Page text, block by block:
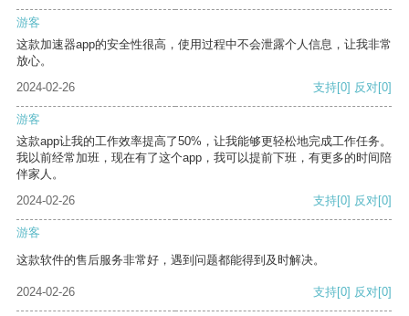
游客
这款加速器app的安全性很高，使用过程中不会泄露个人信息，让我非常
放心。
2024-02-26
支持[0] 反对[0]
游客
这款app让我的工作效率提高了50%，让我能够更轻松地完成工作任务。
我以前经常加班，现在有了这个app，我可以提前下班，有更多的时间陪
伴家人。
2024-02-26
支持[0] 反对[0]
游客
这款软件的售后服务非常好，遇到问题都能得到及时解决。
2024-02-26 支持[0] 反对[0]